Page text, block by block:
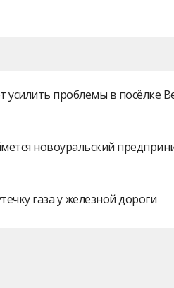
усилить проблемы в посёлке
новоуральский
газа у железной дороги